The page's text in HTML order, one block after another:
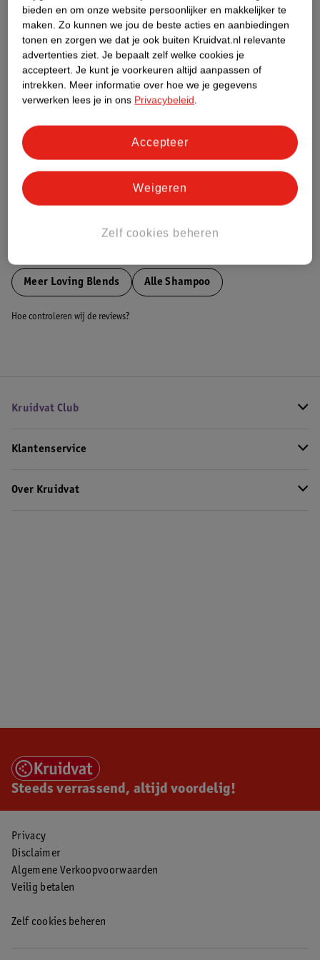
Productinformatie
Etiketinformatie
Nature Impact Score
Dit product heeft (nog) geen Nature
Impact Score.
Meer informatie
Bestel & Bezorginformatie
Meer Loving Blends Alle Shampoo
Hoe controleren wij de reviews?
Kruidvat Club
Klantenservice
Over Kruidvat
Steeds verrassend, altijd voordelig!
Privacy
Disclaimer
Algemene Verkoopvoorwaarden
Veilig betalen
Zelf cookies beheren
bieden en om onze website persoonlijker en makkelijker te
maken. Zo kunnen we jou de beste acties en aanbiedingen
tonen en zorgen we dat je ook buiten Kruidvat.nl relevante
advertenties ziet. Je bepaalt zelf welke cookies je
accepteert. Je kunt je voorkeuren altijd aanpassen of
intrekken. Meer informatie over hoe we je gegevens
verwerken lees je in ons Privacybeleid.
Zelf cookies beheren
Weigeren
Accepteer